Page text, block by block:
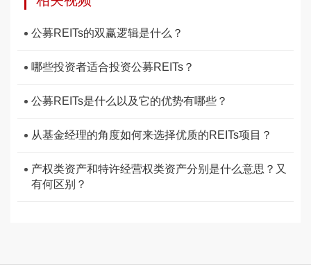
公募REITs的双赢逻辑是什么？
哪些投资者适合投资公募REITs？
公募REITs是什么以及它的优势有哪些？
从基金经理的角度如何来选择优质的REITs项目？
产权类资产和特许经营权类资产分别是什么意思？又
有何区别？